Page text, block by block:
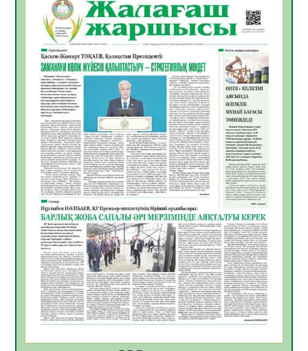
Қазақстандықтар Құрылтай сайлауынан
жақсылық күтеді – қоғамдық пікір зерттеуі
07.08.2026
16
«Дауыс беру учаскесін қалай табуға
болады?»
07.08.2026
16
ҚҰРЫЛТАЙ САЙЛАУЫ – БІРЛІК ПЕН
БЕЛСЕНДІЛІКТІҢ БЕЛГІСІ
07.08.2026
54
5547 әскери бөлімінде «Алғашқы қызмет
күні» іс-шарасы өтті
07.08.2026
49
Қаржылық сауаттылықты арттыруға
бағытталған кездесу өтті
07.08.2026
52
ҚҰРЫЛТАЙ САЙЛАУЫ – ЕЛ БОЛАШАҒЫ
ҮШІН ЖАУАПТЫ ҚАДАМ